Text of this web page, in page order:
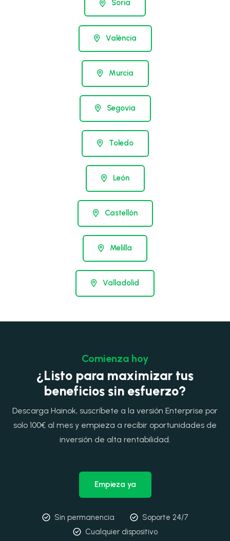
Soria
València
Murcia
Segovia
Toledo
León
Castellón
Melilla
Valladolid
Comienza hoy
¿Listo para maximizar tus
beneficios sin esfuerzo?
Descarga Hainok, suscríbete a la versión Enterprise por
solo 100€ al mes y empieza a recibir oportunidades de
inversión de alta rentabilidad.
Empieza ya
Sin permanencia
Soporte 24/7
Cualquier dispositivo